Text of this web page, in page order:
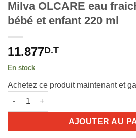
Milva OLCARE eau
bébé et enfant 220 ml
11.877D.T
En stock
Achetez ce produit maintenant et
quantité de Milva OLCARE eau
AJOUTER AU